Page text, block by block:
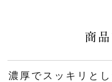
商
濃厚でスッキリと